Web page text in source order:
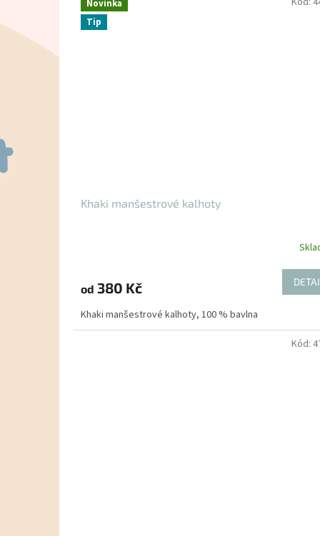
Novinka
Tip
Khaki manšestrové kalhoty
od 380 Kč
Khaki manšestrové kalhoty, 100 % bavlna
Kód: